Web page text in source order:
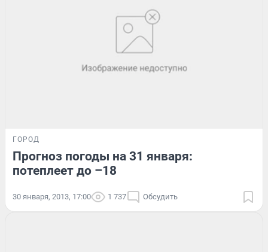
ГОРОД
Прогноз погоды на 31 января:
потеплеет до –18
30 января, 2013, 17:00 1 737 Обсудить